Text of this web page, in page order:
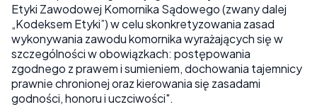
Etyki Zawodowej Komornika Sądowego (zwany dalej
„Kodeksem Etyki”) w celu skonkretyzowania zasad
wykonywania zawodu komornika wyrażających się w
szczególności w obowiązkach: postępowania
zgodnego z prawem i sumieniem, dochowania tajemnicy
prawnie chronionej oraz kierowania się zasadami
godności, honoru i uczciwości".